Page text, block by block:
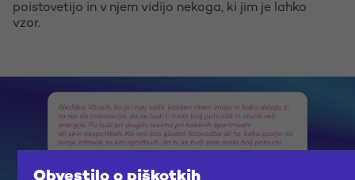
poistovetijo in v njem vidijo nekoga, ki jim je lahko
vzor.